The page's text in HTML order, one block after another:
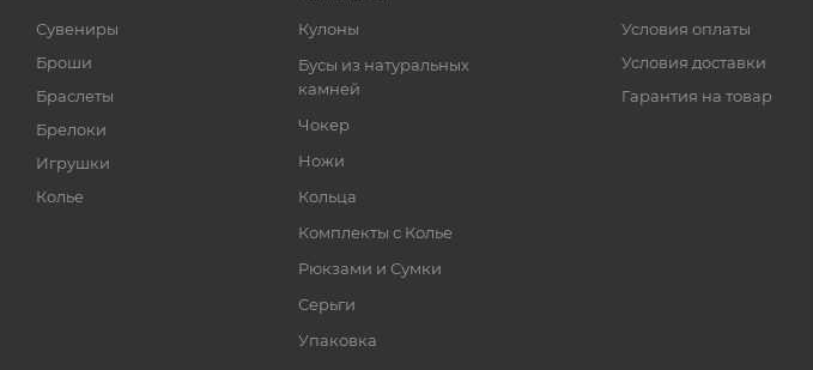
Сувениры
Броши
Браслеты
Брелоки
Игрушки
Колье
Кулоны
Бусы из натуральных
камней
Чокер
Ножи
Кольца
Комплекты с Колье
Рюкзами и Сумки
Серьги
Упаковка
Условия оплаты
Условия доставки
Гарантия на товар